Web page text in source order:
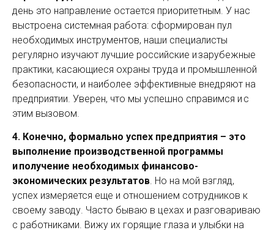
день это направление остается приоритетным. У нас
выстроена системная работа: сформирован пул
необходимых инструментов, наши специалисты
регулярно изучают лучшие российские и зарубежные
практики, касающиеся охраны труда и промышленной
безопасности, и наиболее эффективные внедряют на
предприятии. Уверен, что мы успешно справимся и с
этим вызовом.
4. Конечно, формально успех предприятия – это
выполнение производственной программы
и получение необходимых финансово-
экономических результатов. Но на мой взгляд,
успех измеряется еще и отношением сотрудников к
своему заводу. Часто бываю в цехах и разговариваю
с работниками. Вижу их горящие глаза и улыбки на